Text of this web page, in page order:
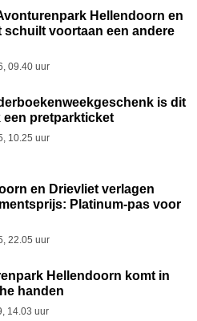
Hellendoorn en
schuilt voortaan een andere
09.40 uur
is dit
een pretparkticket
10.25 uur
en Drievliet verlagen
Platinum-pas voor
22.05 uur
Hellendoorn komt in
handen
14.03 uur